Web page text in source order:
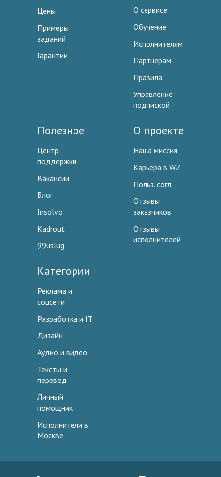
Цены
Примеры
заданий
Гарантии
О сервисе
Обучение
Исполнителям
Партнерам
Правила
Управление
подпиской
Полезное
Центр
поддержки
Вакансии
Блог
Insolvo
Kadrout
99uslug
О проекте
Наша миссия
Карьера в WZ
Польз. согл.
Отзывы
заказчиков
Отзывы
исполнителей
Категории
Реклама и
соцсети
Разработка и IT
Дизайн
Аудио и видео
Тексты и
перевод
Личный
помощник
Исполнители в
Москве